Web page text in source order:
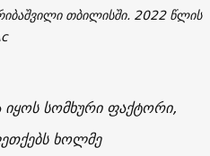
თბილისში. 2022 წლის
სომხური ფაქტორი,
ხოლმე